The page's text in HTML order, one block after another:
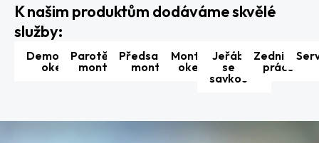
K našim produktům dodáváme skvělé
služby:
Demontáž
oken
Parotěsná
montáž
Předsazená
montáž
Montáž
oken
Jeřáb
se
savkou
Zednické
práce